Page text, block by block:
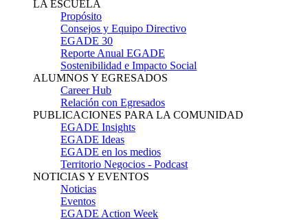
LA ESCUELA
Propósito
Consejos y Equipo Directivo
EGADE 30
Reporte Anual EGADE
Sostenibilidad e Impacto Social
ALUMNOS Y EGRESADOS
Career Hub
Relación con Egresados
PUBLICACIONES PARA LA COMUNIDAD
EGADE Insights
EGADE Ideas
EGADE en los medios
Territorio Negocios - Podcast
NOTICIAS Y EVENTOS
Noticias
Eventos
EGADE Action Week